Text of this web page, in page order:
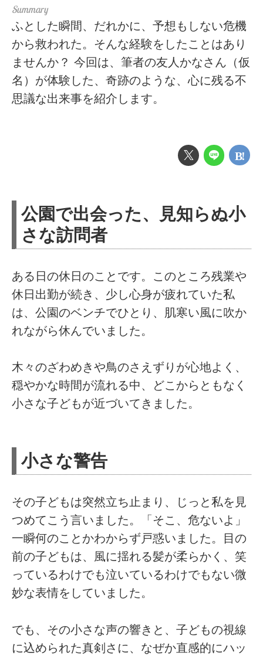
ふとした瞬間、だれかに、予想もしない危機
から救われた。そんな経験をしたことはあり
ませんか？ 今回は、筆者の友人かなさん（仮
名）が体験した、奇跡のような、心に残る不
思議な出来事を紹介します。
公園で出会った、見知らぬ小
さな訪問者
ある日の休日のことです。このところ残業や
休日出勤が続き、少し心身が疲れていた私
は、公園のベンチでひとり、肌寒い風に吹か
れながら休んでいました。
木々のざわめきや鳥のさえずりが心地よく、
穏やかな時間が流れる中、どこからともなく
小さな子どもが近づいてきました。
小さな警告
その子どもは突然立ち止まり、じっと私を見
つめてこう言いました。「そこ、危ないよ」
一瞬何のことかわからず戸惑いました。目の
前の子どもは、風に揺れる髪が柔らかく、笑
っているわけでも泣いているわけでもない微
妙な表情をしていました。
でも、その小さな声の響きと、子どもの視線
に込められた真剣さに、なぜか直感的にハッ